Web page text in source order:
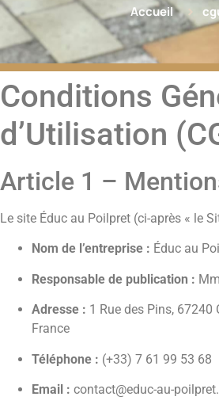
Accueil
Conditions
d’Utilisation
Article 1 –
Le site Éduc au Poilpret (ci-après « le
Nom de l’entreprise : Éduc au
Responsable de publication :
Adresse : 1 Rue des Pins, 67240
France
Téléphone : (+33) 7 61 99 53 68
Email : contact@educ-au-